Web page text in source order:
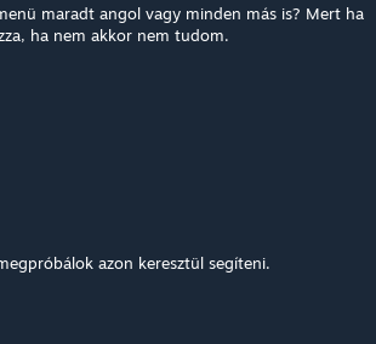
maradt angol vagy minden más is? Mert ha
ha nem akkor nem tudom.
azon keresztül segíteni.